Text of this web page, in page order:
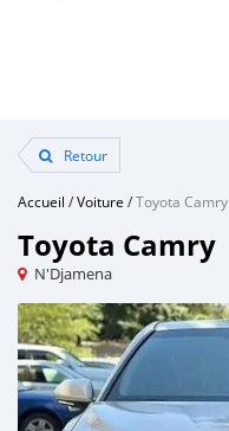
Retour
Accueil /Voiture /Toyota Camry
Toyota Camry
N'Djamena